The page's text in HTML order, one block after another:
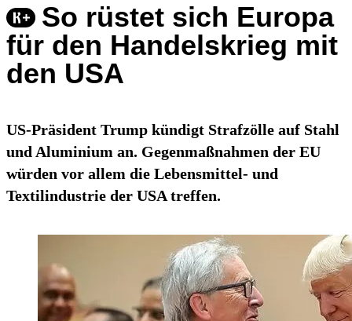
So rüstet sich Europa
für den Handelskrieg mit
den USA
US-Präsident Trump kündigt Strafzölle auf Stahl
und Aluminium an. Gegenmaßnahmen der EU
würden vor allem die Lebensmittel- und
Textilindustrie der USA treffen.